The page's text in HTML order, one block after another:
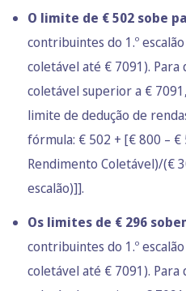
O limite de € 502 sobe
contribuintes do 1.º
coletável até € 7091).
coletável superior a €
limite de dedução de
fórmula: € 502 + [€ 800 – €
Rendimento Coletável)/(€
escalão)]].
Os limites de € 296
contribuintes do 1.º
coletável até € 7091).​​​​​​​